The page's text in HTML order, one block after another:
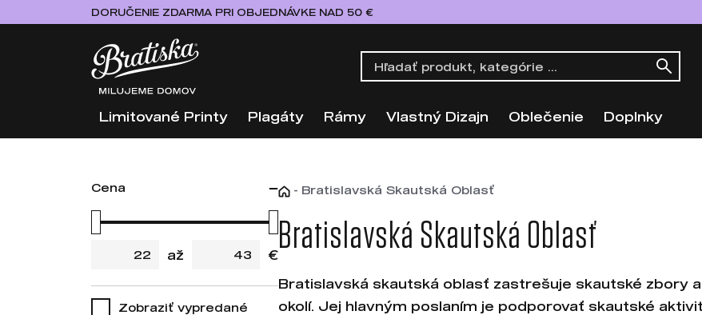
DORUČENIE ZDARMA PRI OBJEDNÁVKE NAD 50 €
Limitované Printy Plagáty Rámy Vlastný Dizajn Oblečenie Doplnky
Cena
až €
Zobraziť vypredané
- Bratislavská Skautská Oblasť
Bratislavská Skautská Oblasť
Bratislavská skautská oblasť zastrešuje skautské zbory
okolí. Jej hlavným poslaním je podporovať skautské